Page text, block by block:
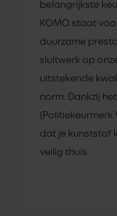
belangrijkste
KOMO staat
duurzame
sluitwerk op
uitstekende
norm. Dankzij
(Politiekeurmerk
dat je kunststof
veilig thuis.